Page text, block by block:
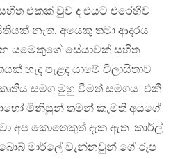
එකක් වුව ද එයට එරෙහිව
නැත. අයෙකු තමා ආදරය
යමෙකුගේ සේයාවක් සහිත
හැද පැළද යාමේ විලාසිතාව
සමග මුහු වීමත් සමගය. එකී
මිනිසුන් තමන් කැමති අයගේ
අප කොතෙකුත් දැක ඇත. කාර්ල්
මාර්ලේ වැන්නවුන් ගේ රූප